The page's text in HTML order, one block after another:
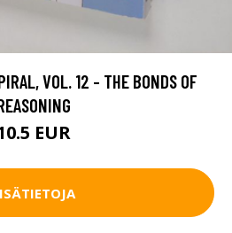
VOL. 12 - THE BONDS OF
EUR